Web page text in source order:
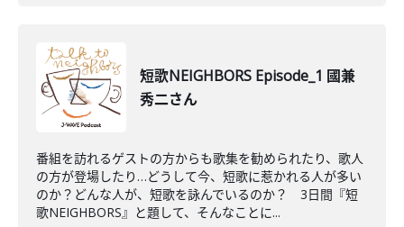
短歌NEIGHBORS Episode_1 國兼
秀二さん
番組を訪れるゲストの方からも歌集を勧められたり、歌人
の方が登場したり…どうして今、短歌に惹かれる人が多い
のか？どんな人が、短歌を詠んでいるのか？ 3日間『短
歌NEIGHBORS』と題して、そんなことに...